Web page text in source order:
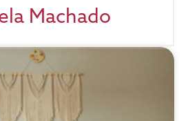
Machado